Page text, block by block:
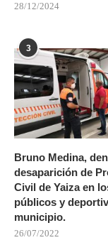
28/12/2024
3
Bruno Medina,
desaparición de
Civil de Yaiza en
públicos y
municipio.
26/07/2022